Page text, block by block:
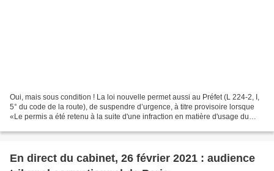
Oui, mais sous condition ! La loi nouvelle permet aussi au Préfet (L 224-2, I,
5° du code de la route), de suspendre d’urgence, à titre provisoire lorsque
«Le permis a été retenu à la suite d'une infraction en matière d'usage du
En direct du cabinet, 26 février 2021 : audience